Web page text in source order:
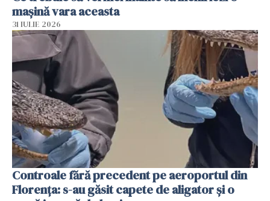
mașină vara aceasta
31 IULIE 2026
Controale fără precedent pe aeroportul din
Florența: s-au găsit capete de aligator și o